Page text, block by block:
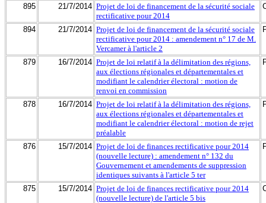
895 21/7/2014 Projet de loi de financement de la sécurité sociale
rectificative pour 2014
894 21/7/2014 Projet de loi de financement de la sécurité sociale
rectificative pour 2014 : amendement n° 17 de M.
Vercamer à l'article 2
879 16/7/2014 Projet de loi relatif à la délimitation des régions,
aux élections régionales et départementales et
modifiant le calendrier électoral : motion de
renvoi en commission
878 16/7/2014 Projet de loi relatif à la délimitation des régions,
aux élections régionales et départementales et
modifiant le calendrier électoral : motion de rejet
préalable
876 15/7/2014 Projet de loi de finances rectificative pour 2014
(nouvelle lecture) : amendement n° 132 du
Gouvernement et amendements de suppression
identiques suivants à l'article 5 ter
875 15/7/2014 Projet de loi de finances rectificative pour 2014
(nouvelle lecture) de l'article 5 bis